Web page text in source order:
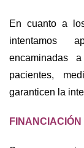
En cuanto a
intentamos
encaminadas
pacientes,
garanticen la
FINANCIACIÓN